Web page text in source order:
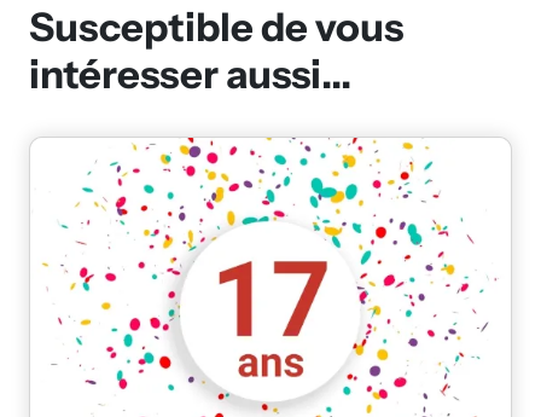
Susceptible de vous
intéresser aussi...